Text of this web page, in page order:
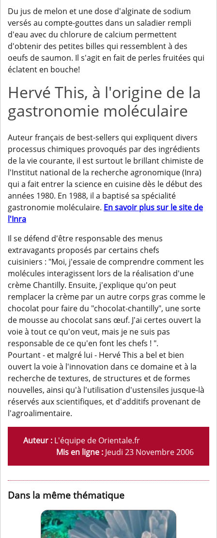
Du jus de melon et une dose d'alginate de sodium
versés au compte-gouttes dans un saladier rempli
d'eau avec du chlorure de calcium permettent
d'obtenir des petites billes qui ressemblent à des
oeufs de saumon. Il s'agit en fait de perles fruitées qui
éclatent en bouche!
Hervé This, à l'origine de la
gastronomie moléculaire
Auteur français de best-sellers qui expliquent divers
processus chimiques provoqués par des ingrédients
de la vie courante, il est surtout le brillant chimiste de
l'Institut national de la recherche agronomique (Inra)
qui a fait entrer la science en cuisine dès le début des
années 1980. En 1988, il a baptisé sa spécialité
gastronomie moléculaire. En savoir plus sur le site de
l'Inra
Il se défend d'être responsable des menus
extravagants proposés par certains chefs
cuisiniers : "Moi, j'essaie de comprendre comment les
molécules interagissent lors de la réalisation d'une
crème Chantilly. Ensuite, j'explique qu'on peut
remplacer la crème par un autre corps gras comme le
chocolat pour faire du "chocolat-chantilly", une sorte
de mousse au chocolat sans œuf. J'ai certes ouvert la
voie à tout ce qu'on veut, mais je ne suis pas
responsable de ce qu'en font les chefs ! ".
Pourtant - et malgré lui - Hervé This a bel et bien
ouvert la voie à l'innovation dans ce domaine et à la
recherche de textures, de structures et de formes
nouvelles, ainsi qu'à l'utilisation d'ustensiles jusque-là
réservés aux scientifiques, et d'additifs provenant de
l'agroalimentaire.
Auteur : L'équipe de Orientale.fr
Mis en ligne : Jeudi 23 Novembre 2006
Dans la même thématique